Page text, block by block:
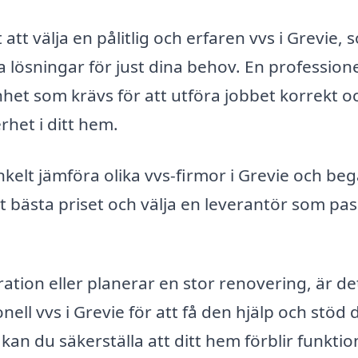
välja en pålitlig och erfaren vvs i Grevie,
för just dina behov. En
som krävs för att utföra jobbet korrekt
i ditt hem.
jämföra olika vvs-firmor i Grevie och
priset och välja en leverantör som
eller planerar en stor renovering, är
vvs i Grevie för att få den hjälp och stöd
du säkerställa att ditt hem förblir